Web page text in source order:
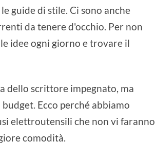
guide di stile. Ci sono anche
da tenere d'occhio. Per non
idee ogni giorno e trovare il
dello scrittore impegnato, ma
Ecco perché abbiamo
elettroutensili che non vi faranno
comodità.